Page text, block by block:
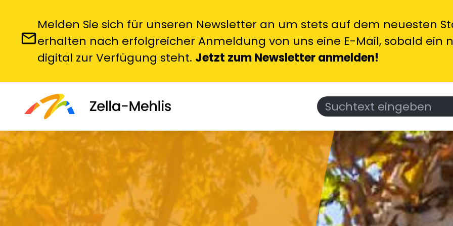
email
Melden Sie sich für unseren Newsletter an um stets auf dem neuesten
erhalten nach erfolgreicher Anmeldung von uns eine E-Mail, sobald ein
digital zur Verfügung steht. Jetzt zum Newsletter anmelden!